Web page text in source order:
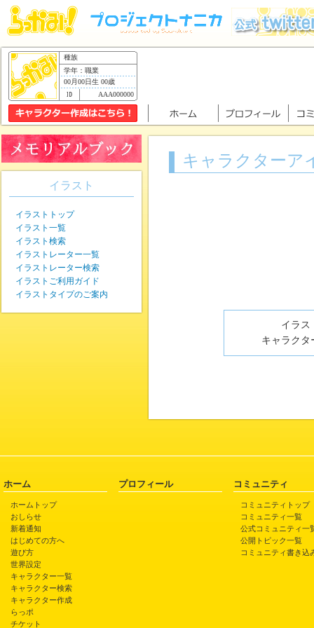
種族
学年：職業
00月00日生 00歳
AAA000000
キャラクターア
イラス
キャラクタ
イラスト
イラストトップ
イラスト一覧
イラスト検索
イラストレーター一覧
イラストレーター検索
イラストご利用ガイド
イラストタイプのご案内
ホーム
ホームトップ
おしらせ
新着通知
はじめての方へ
遊び方
世界設定
キャラクター一覧
キャラクター検索
キャラクター作成
らっポ
チケット
プロフィール コミュニティ
コミュニティトップ
コミュニティ一覧
公式コミュニティ一
公開トピック一覧
コミュニティ書き込